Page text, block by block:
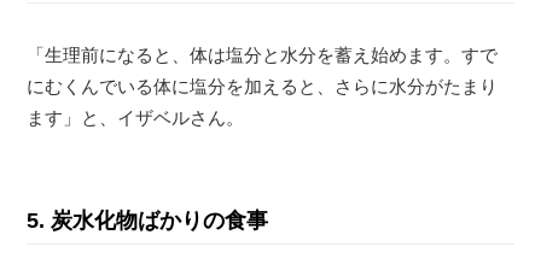
「生理前になると、体は塩分と水分を蓄え始めます。すで
にむくんでいる体に塩分を加えると、さらに水分がたまり
ます」と、イザベルさん。
5. 炭水化物ばかりの食事